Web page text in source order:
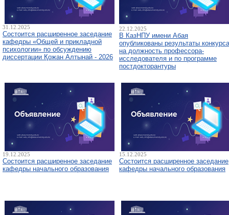
31.12.2025
Состоится расширенное заседание
кафедры «Общей и прикладной
психологии» по обсуждению
диссертации Қожан Алтынай - 2026
22.12.2025
В КазНПУ имени Абая
опубликованы результаты конкурса
на должность профессора-
исследователя и по программе
постдокторантуры
19.12.2025
Состоится расширенное заседание
кафедры начального образования
15.12.2025
Состоится расширенное заседание
кафедры начального образования